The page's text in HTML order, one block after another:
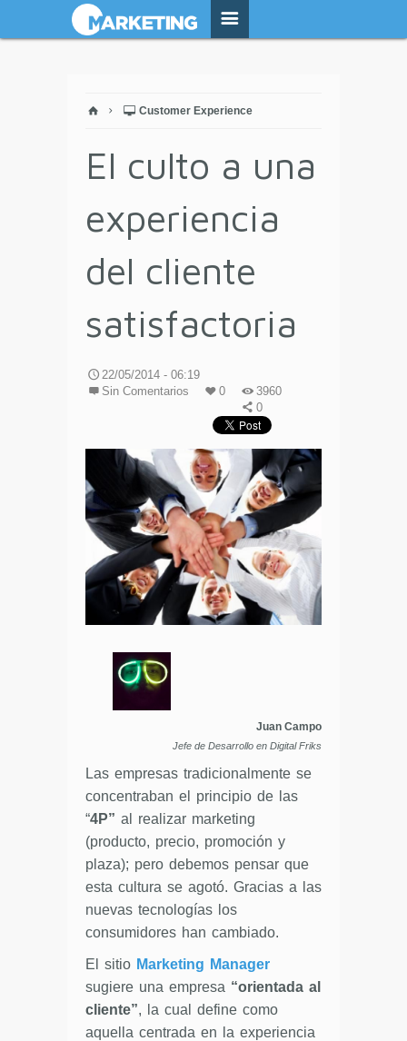
Customer Experience
El culto a una
experiencia
del cliente
satisfactoria
22/05/2014 - 06:19
Sin Comentarios
0
3960
0
Juan Campo
Jefe de Desarrollo en Digital Friks
Las empresas tradicionalmente se
concentraban el principio de las
“4P” al realizar marketing
(producto, precio, promoción y
plaza); pero debemos pensar que
esta cultura se agotó. Gracias a las
nuevas tecnologías los
consumidores han cambiado.
El sitio Marketing Manager
sugiere una empresa “orientada al
cliente”, la cual define como
aquella centrada en la experiencia